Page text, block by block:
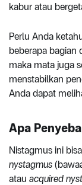
kabur atau
Perlu Anda
beberapa bagian
maka mata juga
menstabilkan
Anda dapat
Apa
Nistagmus ini
nystagmus
atau acquired